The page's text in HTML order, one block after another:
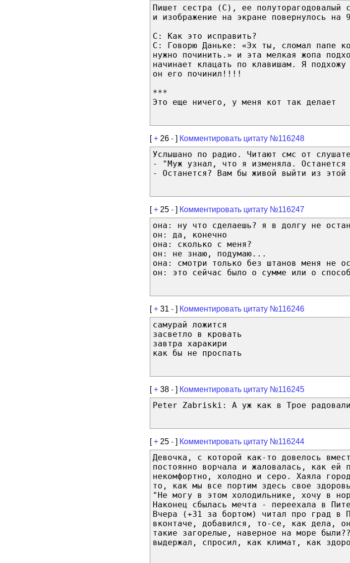
Пишет сестра (С), ее полуторагодовалый
и изображение на экране повернулось на
С: Как это исправить?
С: Говорю Даньке: «Эх ты, сломал папе
нужно починить.» и эта мелкая жопа
начинает клацать по клавишам. Я
он его починил!!!!
***
Это еще ничего, у меня кот так делает
[+ 26 - ] Комментировать цитату №116248
Услышано по радио. Читают смс от
- "Муж узнал, что я изменяла.
- Останется? Вам бы живой выйти из этой
[+ 25 - ] Комментировать цитату №116247
она: ну что сделаешь? я в долгу не
он: да, конечно
она: сколько с меня?
он: не знаю, подумаю...
она: смотри только без штанов меня не
он: это сейчас было о сумме или о
[+ 31 - ] Комментировать цитату №116246
самурай ложится
засветло в кровать
завтра харакири
как бы не проспать
[+ 38 - ] Комментировать цитату №116245
Peter Zabriski: А уж как в Трое
[+ 25 - ] Комментировать цитату №116244
Девочка, с которой как-то довелось
постоянно ворчала и жаловалась, как ей
некомфортно, холодно и серо. Хаяла
то, как мы все портим здесь свое
"Не могу в этом холодильнике, хочу в
Наконец сбылась мечта - переехала в
Вчера (+31 за бортом) читал про град в
вконтаче, добавился, то-се, как дела,
такие загорелые, наверное на море
выдержал, спросил, как климат, как